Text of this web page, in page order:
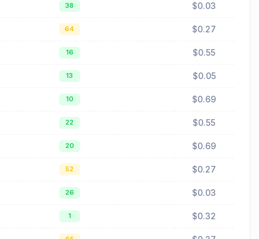
38 $0.03
64 $0.27
16 $0.55
13 $0.05
10 $0.69
22 $0.55
20 $0.69
52 $0.27
26 $0.03
1 $0.32